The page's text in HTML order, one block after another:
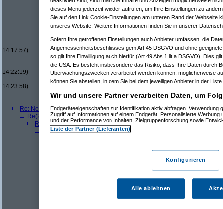
Re(14): Neue Auflösung: 5120x1600
Re(12): Neue Auflösung: 5120x1600
Re(13): Neue Auflösung: 5120x1600(
Re(14): Neue Auflösung: 5120x1600(
Re(15): Neue Auflösung: 5120x1600
Re(16): Neue Auflösung:
14:17:57)
Re(17): Neue Auflösung:
Re(18): Neue Auflösung:
14:22:19)
Re(19): Neue
14:23:58)
Re(5): Neue Auflösung: 5120x1600(teletham 11.07.2006,
am
Re: Neue Auflösung: 5120x1600(w114/115am 11.07.2006, 13:53:45)
Re(2): Neue Auflösung: 5120x1600(Pervasiveam 11.07.2006,
Re(3): Neue Auflösung: 5120x1600( gravedam 11.07.2006,
Re(4): Neue Auflösung: 5120x1600
Re(7): Neue Auflösung: 5120x1600
am
Re(8): Neue Auflösung: 5120x1600(Pervasiveam
Re(9): Neue Auflösung: 5120x1600(gravedam
Re(12): Neue Auflösung: 5120x1600
MikE_
Re(13): Neue Auflösung: 5120x1600(
dieses Menü jederzeit wieder aufrufen, um Ihre Einstellungen zu
Sie auf den Link Cookie-Einstellungen am unteren Rand der Webseite
unseres Website. Weitere Informationen finden Sie in unserer
Sofern Ihre getroffenen Einstellungen auch Anbieter umfassen, die
Angemessenheitsbeschlusses gem Art 45 DSGVO und ohne
so gilt Ihre Einwilligung auch hierfür (Art 49 Abs 1 lit a DSGVO). Dies
die USA. Es besteht insbesondere das Risiko, dass Ihre Daten durch
Überwachungszwecken verarbeitet werden können, möglicherweise
können Sie abstellen, in dem Sie bei dem jeweiligen Anbieter in der
Wir und unsere Partner verarbeiten Daten, um
Endgeräteeigenschaften zur Identifikation aktiv abfragen. Verwendung
Zugriff auf Informationen auf einem Endgerät. Personalisierte Werbung
und der Performance von Inhalten, Zielgruppenforschung sowie
Liste der Partner (Lieferanten)
Konfigurieren
Alle ablehnen